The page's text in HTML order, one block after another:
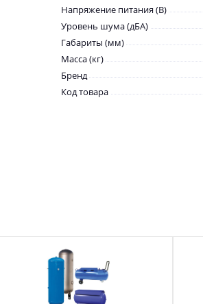
Напряжение питания (В)
Уровень шума (дБА)
Габариты (мм)
Масса (кг)
Бренд
Код товара